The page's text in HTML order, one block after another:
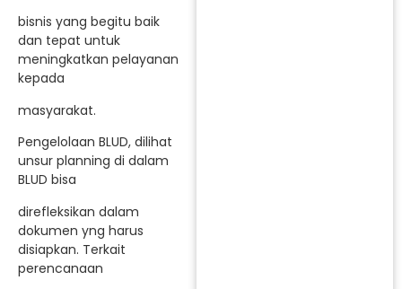
bisnis yang begitu baik
dan tepat untuk
meningkatkan pelayanan
kepada
masyarakat.
Pengelolaan BLUD, dilihat
unsur planning di dalam
BLUD bisa
direfleksikan dalam
dokumen yng harus
disiapkan. Terkait
perencanaan